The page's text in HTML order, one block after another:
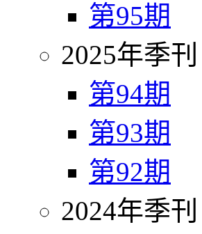
第95期
2025年季刊
第94期
第93期
第92期
2024年季刊